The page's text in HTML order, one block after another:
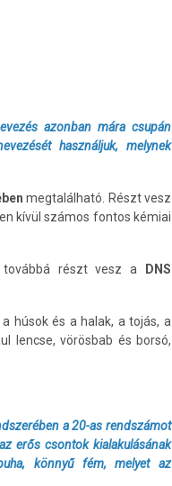
azonban mára csupán
használjuk, melynek
megtalálható. Részt vesz
kívül számos fontos kémiai
továbbá részt vesz a
DNS
húsok és a halak, a tojás, a
lencse, vörösbab és borsó,
a 20-as rendszámot
erős csontok kialakulásának
könnyű fém, melyet az